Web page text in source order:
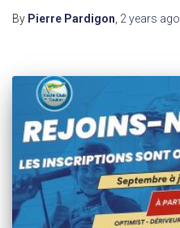
By Pierre Pardigon 2 years ago